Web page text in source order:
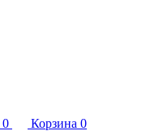
0 Корзина 0